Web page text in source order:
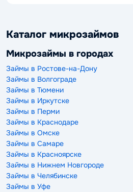
Каталог микрозаймов
Микрозаймы в городах
Займы в Ростове-на-Дону
Займы в Волгограде
Займы в Тюмени
Займы в Иркутске
Займы в Перми
Займы в Краснодаре
Займы в Омске
Займы в Самаре
Займы в Красноярске
Займы в Нижнем Новгороде
Займы в Челябинске
Займы в Уфе